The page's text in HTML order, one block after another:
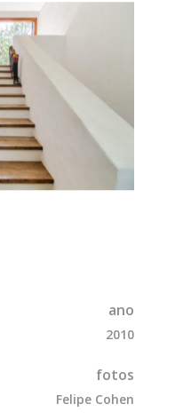
ano
2010
fotos
Felipe Cohen